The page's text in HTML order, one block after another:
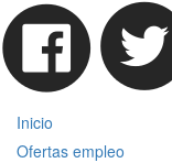
Inicio
Ofertas empleo